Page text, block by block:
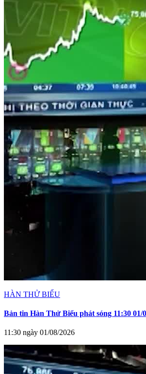
HÀN THỬ BIỂU
Bản tin Hàn Thử Biểu phát sóng 11:30 01/
11:30 ngày 01/08/2026